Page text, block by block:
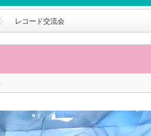
レコード交流会